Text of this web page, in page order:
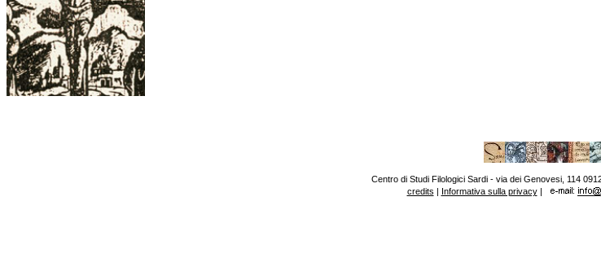
Centro di Studi Filologici Sardi - via dei Genovesi, 114
credits | Informativa sulla privacy|